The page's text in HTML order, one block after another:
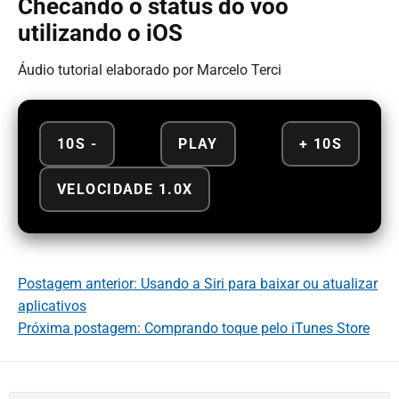
Checando o status do vôo
utilizando o iOS
Áudio tutorial elaborado por Marcelo Terci
10S - PLAY + 10S
VELOCIDADE 1.0X
Postagem anterior: Usando a Siri para baixar ou atualizar
aplicativos
Próxima postagem: Comprando toque pelo iTunes Store